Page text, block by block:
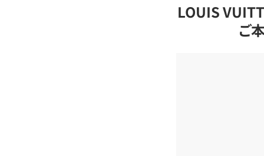
LOUIS
ご